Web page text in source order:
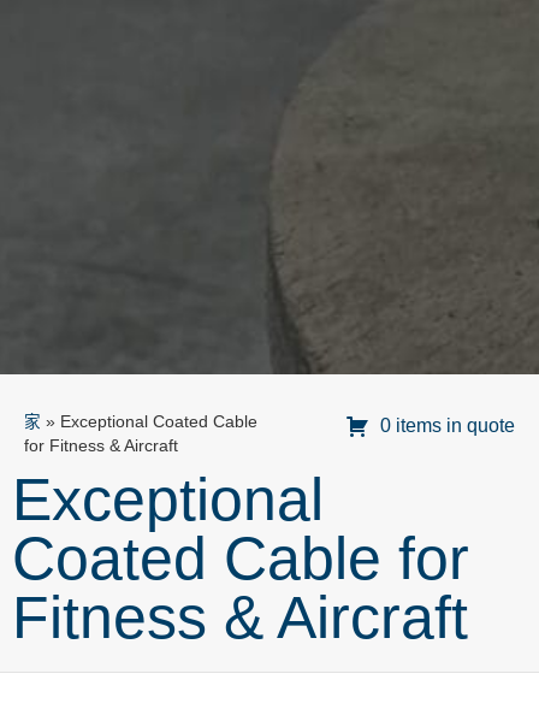
家 » Exceptional Coated Cable
for Fitness & Aircraft
0 items in quote
Exceptional
Coated Cable for
Fitness & Aircraft